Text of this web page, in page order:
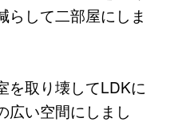
らして二部屋にしま
を取り壊してLDKに
広い空間にしまし